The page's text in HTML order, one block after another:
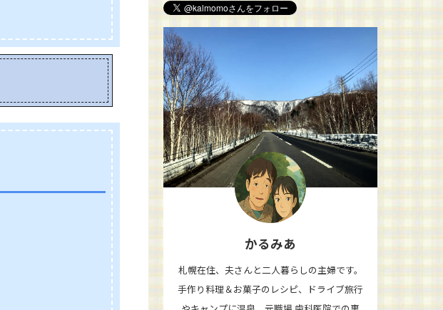
かるみあ
札幌在住、夫さんと二人暮らしの主婦です。
手作り料理＆お菓子のレシピ、ドライブ旅行